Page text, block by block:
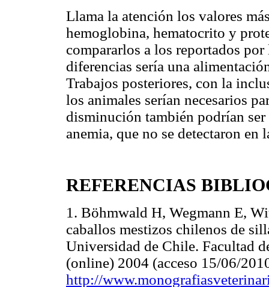
Llama la atención los valores
hemoglobina, hematocrito y
compararlos a los reportados
diferencias sería una
Trabajos posteriores, con la
los animales serían necesarios
disminución también podrían ser
anemia, que no se detectaron
REFERENCIAS
1. Böhmwald H, Wegmann E,
caballos mestizos chilenos de
Universidad de Chile. Facultad
(online) 2004 (acceso 15/06/
http://